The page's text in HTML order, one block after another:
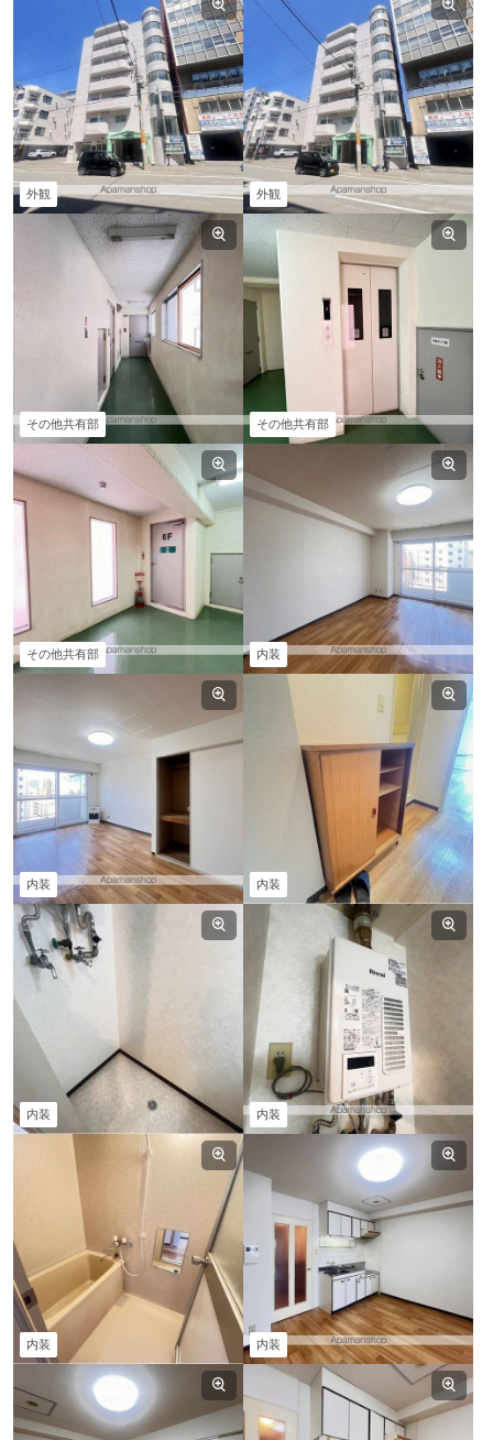
外観 外観
その他共有部 その他共有部
その他共有部 内装
内装 内装
内装 内装
内装 内装